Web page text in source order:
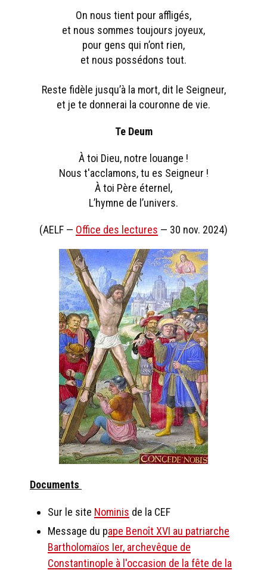
On nous tient pour affligés,
et nous sommes toujours joyeux,
pour gens qui n’ont rien,
et nous possédons tout.
Reste fidèle jusqu’à la mort, dit le Seigneur,
et je te donnerai la couronne de vie.
Te Deum
À toi Dieu, notre louange !
Nous t'acclamons, tu es Seigneur !
À toi Père éternel,
L’hymne de l’univers.
(AELF — Office des lectures — 30 nov. 2024)
Documents
Sur le site Nominis de la CEF
Message du pape Benoît XVI au patriarche
Bartholomaïos Ier, archevêque de
Constantinople à l'occasion de la fête de la